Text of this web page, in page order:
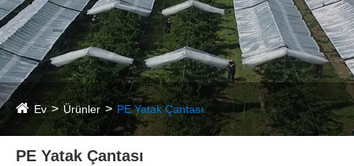
Ev Ürünler PE Yatak Çantası
PE Yatak Çantası